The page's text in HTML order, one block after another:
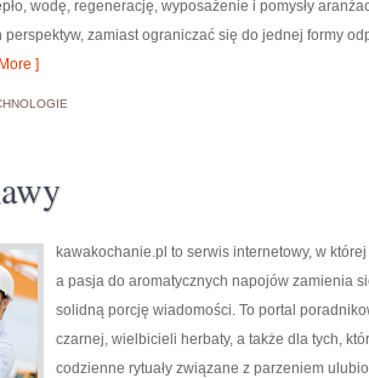
wodę, regenerację, wyposażenie i pomysły
zamiast ograniczać się do jednej formy
]
kawakochanie.pl to serwis internetowy, w
a pasja do aromatycznych napojów zamienia
solidną porcję wiadomości. To portal
czarnej, wielbicieli herbaty, a także dla tych,
codzienne rytuały związane z parzeniem